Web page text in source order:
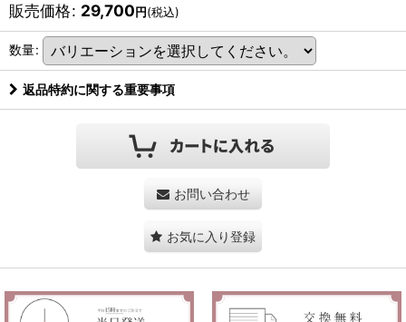
販売価格: 29,700円(税込)
数量:
返品特約に関する重要事項
お問い合わせ
お気に入り登録